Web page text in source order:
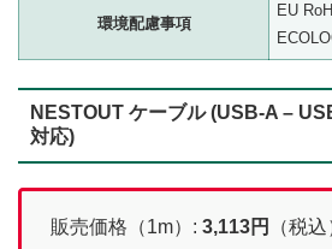
環境配慮事項
EU
NESTOUT ケーブル (USB-A –
対応)
販売価格（1m）: 3,113円
（税込